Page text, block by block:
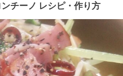
チーノ レシピ・作り方